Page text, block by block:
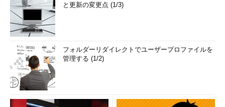
と更新の変更点 (1/3)
フォルダーリダイレクトでユーザープロファイルを
管理する (1/2)